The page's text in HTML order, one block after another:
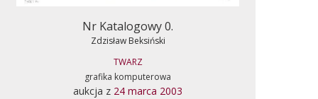
Nr Katalogowy 0.
Zdzisław Beksiński
TWARZ
grafika komputerowa
aukcja z 24 marca 2003